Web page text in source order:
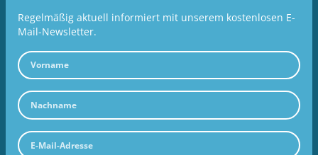
Regelmäßig aktuell informiert mit unserem kostenlosen E-
Mail-Newsletter.